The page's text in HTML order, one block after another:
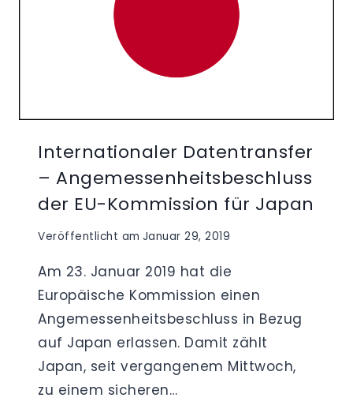
Internationaler Datentransfer
– Angemessenheitsbeschluss
der EU-Kommission für Japan
Veröffentlicht am Januar 29, 2019
Am 23. Januar 2019 hat die
Europäische Kommission einen
Angemessenheitsbeschluss in Bezug
auf Japan erlassen. Damit zählt
Japan, seit vergangenem Mittwoch,
zu einem sicheren…